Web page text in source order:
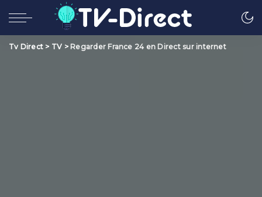
Tv Direct > TV > Regarder France 24 en Direct sur internet